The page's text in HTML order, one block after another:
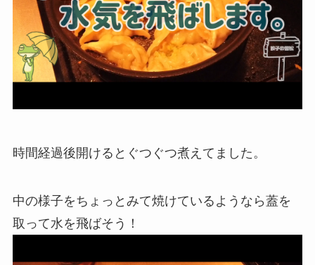
時間経過後開けるとぐつぐつ煮えてました。
中の様子をちょっとみて焼けているようなら蓋を
取って水を飛ばそう！